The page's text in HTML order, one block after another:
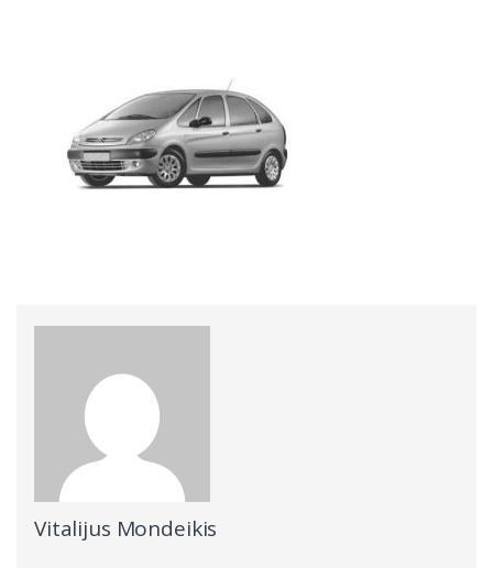
Vitalijus Mondeikis